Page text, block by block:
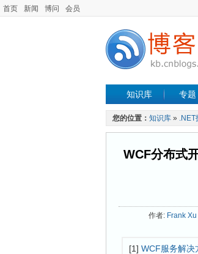
首页 新闻 博问 会员
知识库 专题
您的位置： 知识库 » .NET
WCF分布式
作者: Frank
[1] WCF服务解决